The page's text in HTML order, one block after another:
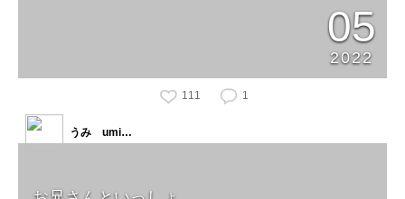
05
2022
111 1
うみ umi…